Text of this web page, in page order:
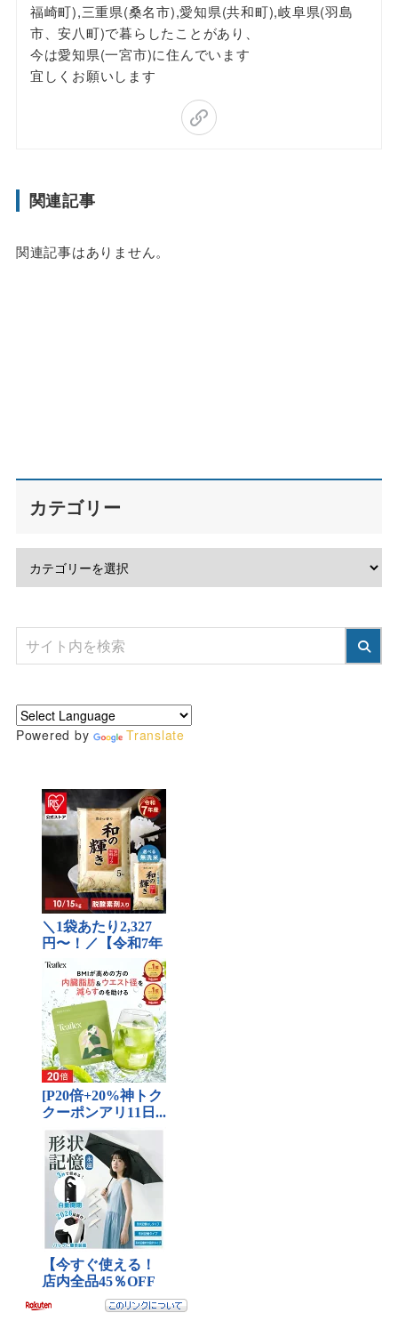
福崎町),三重県(桑名市),愛知県(共和町),岐阜県(羽島
市、安八町)で暮らしたことがあり、
今は愛知県(一宮市)に住んでいます
宜しくお願いします
関連記事
関連記事はありません。
カテゴリー
Powered by Translate